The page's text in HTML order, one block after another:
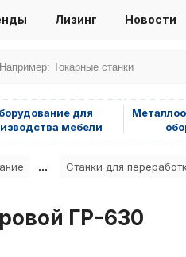
Лизинг Новости
для
мебели
... Станки для
ГР-630